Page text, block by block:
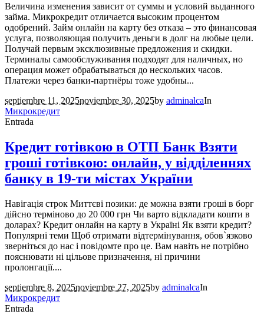
Величина изменения зависит от суммы и условий выданного
займа. Микрокредит отличается высоким процентом
одобрений. Займ онлайн на карту без отказа – это финансовая
услуга, позволяющая получить деньги в долг на любые цели.
Получай первым эксклюзивные предложения и скидки.
Терминалы самообслуживания подходят для наличных, но
операция может обрабатываться до нескольких часов.
Платежи через банки‑партнёры тоже удобны...
septiembre 11, 2025noviembre 30, 2025by adminalcaIn
Микрокредит
Entrada
Кредит готівкою в ОТП Банк Взяти
гроші готівкою: онлайн, у відділеннях
банку в 19-ти містах України
Навігація строк Миттєві позики: де можна взяти гроші в борг
дійсно терміново до 20 000 грн Чи варто відкладати кошти в
доларах? Кредит онлайн на карту в Україні Як взяти кредит?
Популярні теми Щоб отримати відтермінування, обов`язково
зверніться до нас і повідомте про це. Вам навіть не потрібно
пояснювати ні цільове призначення, ні причини
пролонгації....
septiembre 8, 2025noviembre 27, 2025by adminalcaIn
Микрокредит
Entrada